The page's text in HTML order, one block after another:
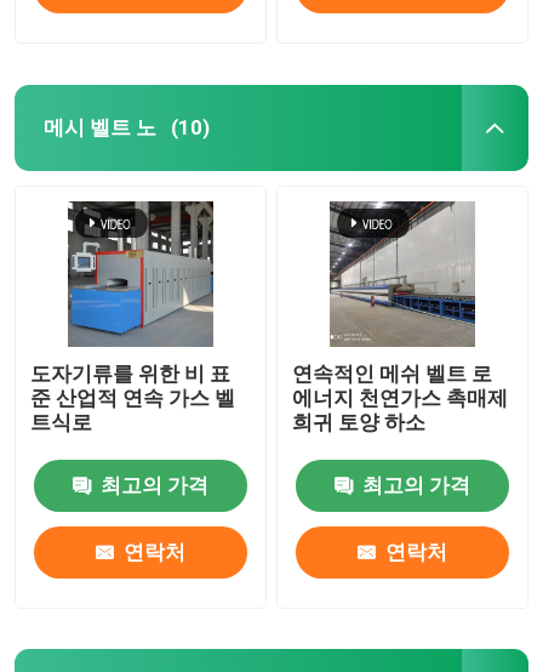
메시 벨트 노 (10)
도자기류를 위한 비 표
준 산업적 연속 가스 벨
트식로
최고의 가격
연락처
연속적인 메쉬 벨트 로
에너지 천연가스 촉매제
희귀 토양 하소
최고의 가격
연락처